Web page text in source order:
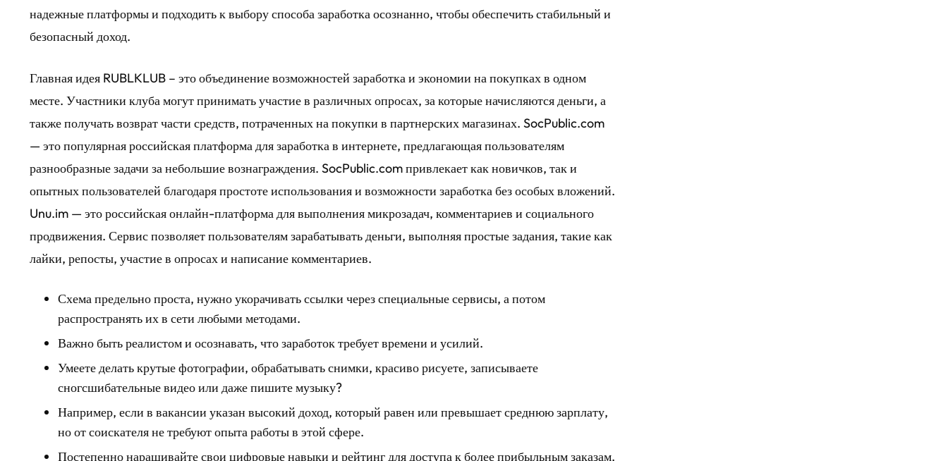
надежные платформы и подходить к выбору способа заработка осознанно, чтобы обеспечить стабильный и
безопасный доход.
Главная идея RUBLKLUB – это объединение возможностей заработка и экономии на покупках в одном
месте. Участники клуба могут принимать участие в различных опросах, за которые начисляются деньги, а
также получать возврат части средств, потраченных на покупки в партнерских магазинах. SocPublic.com
— это популярная российская платформа для заработка в интернете, предлагающая пользователям
разнообразные задачи за небольшие вознаграждения. SocPublic.com привлекает как новичков, так и
опытных пользователей благодаря простоте использования и возможности заработка без особых вложений.
Unu.im — это российская онлайн-платформа для выполнения микрозадач, комментариев и социального
продвижения. Сервис позволяет пользователям зарабатывать деньги, выполняя простые задания, такие как
лайки, репосты, участие в опросах и написание комментариев.
Схема предельно проста, нужно укорачивать ссылки через специальные сервисы, а потом
распространять их в сети любыми методами.
Важно быть реалистом и осознавать, что заработок требует времени и усилий.
Умеете делать крутые фотографии, обрабатывать снимки, красиво рисуете, записываете
сногсшибательные видео или даже пишите музыку?
Например, если в вакансии указан высокий доход, который равен или превышает среднюю зарплату,
но от соискателя не требуют опыта работы в этой сфере.
Постепенно наращивайте свои цифровые навыки и рейтинг для доступа к более прибыльным заказам.